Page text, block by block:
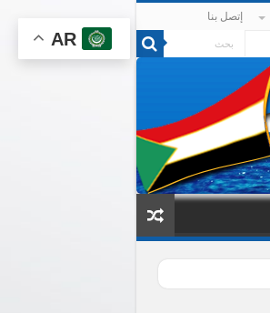
إتصل بنا
AR